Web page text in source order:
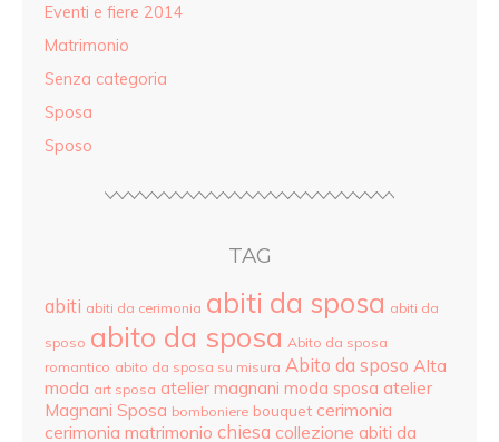
Eventi e fiere 2014
Matrimonio
Senza categoria
Sposa
Sposo
TAG
abiti abiti da cerimonia abiti da sposa abiti da
sposo abito da sposa Abito da sposa
romantico abito da sposa su misura Abito da sposo Alta
moda art sposa atelier magnani moda sposa atelier
Magnani Sposa bomboniere bouquet cerimonia
cerimonia matrimonio chiesa collezione abiti da